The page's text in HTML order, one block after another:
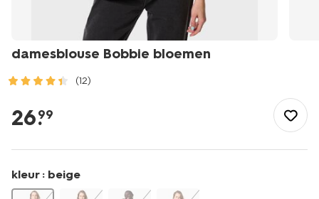
damesblouse Bobbie bloemen
(12)
tunieken/damesblouse-
bobbie-
36207674.html
26.
99
kleur : beige